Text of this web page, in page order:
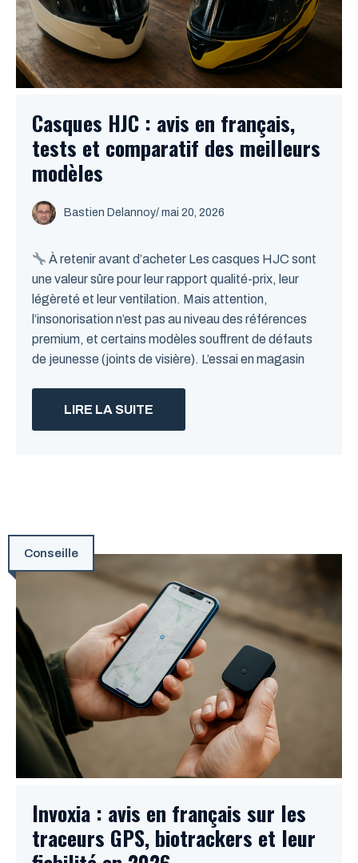
Casques HJC : avis en français,
tests et comparatif des meilleurs
modèles
Bastien Delannoy/ mai 20, 2026
À retenir avant d’acheter Les casques HJC sont
une valeur sûre pour leur rapport qualité-prix, leur
légèreté et leur ventilation. Mais attention,
l’insonorisation n’est pas au niveau des références
premium, et certains modèles souffrent de défauts
de jeunesse (joints de visière). L’essai en magasin
LIRE LA SUITE
Conseille
Invoxia : avis en français sur les
traceurs GPS, biotrackers et leur